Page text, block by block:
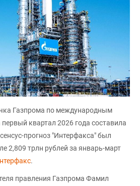
Газпрома по международным
квартал 2026 года составила
прогноз "Интерфакса" был
2,809 трлн рублей за январь-март
.
правления Газпрома Фамил